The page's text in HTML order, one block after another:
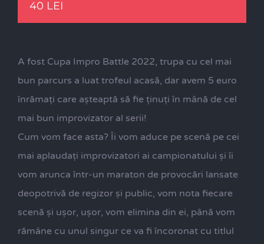
40 LEI
A fost Cupa Impro Battle 2022, trupa cu cel mai
bun parcurs a luat trofeul acasă, dar avem 5 euro
înrămați care așteaptă să fie ținuți în mână de cel
mai bun improvizator al serii!
Cum vom face asta? Îi vom aduce pe scenă pe cei
mai aplaudați improvizatori ai campionatului și îi
vom arunca într-un maraton de provocări lansate
deopotrivă de regizor și public, vom nota fiecare
scenă și ușor, ușor, vom elimina din ei, până vom
rămâne cu unul singur ce va fi încoronat cu titlul